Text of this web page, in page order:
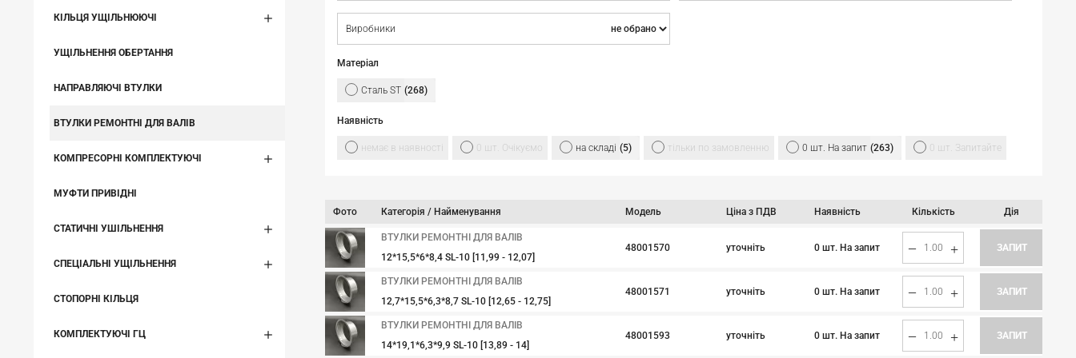
КІЛЬЦЯ УЩІЛЬНЮЮЧІ
УЩІЛЬНЕННЯ ОБЕРТАННЯ
НАПРАВЛЯЮЧІ ВТУЛКИ
ВТУЛКИ РЕМОНТНІ ДЛЯ ВАЛІВ
КОМПРЕСОРНІ КОМПЛЕКТУЮЧІ
МУФТИ ПРИВІДНІ
СТАТИЧНІ УШІЛЬНЕННЯ
СПЕЦІАЛЬНІ УЩІЛЬНЕННЯ
СТОПОРНІ КІЛЬЦЯ
КОМПЛЕКТУЮЧІ ГЦ
Наявність
немає в наявності 0 шт. Очікуємо на складі 5 тільки по замовленню 0 шт. На запит 263 0 шт. Запитайте
Виробники
Матеріал
Сталь ST 268
Фото Категорія / Найменування Модель Ціна з ПДВ Наявність Кількість Дія
ВТУЛКИ РЕМОНТНІ ДЛЯ ВАЛІВ
12*15,5*6*8,4 SL-10 [11,99 - 12,07]
48001570 уточніть 0 шт. На запит ЗАПИТ
ВТУЛКИ РЕМОНТНІ ДЛЯ ВАЛІВ
12,7*15,5*6,3*8,7 SL-10 [12,65 - 12,75]
48001571 уточніть 0 шт. На запит ЗАПИТ
ВТУЛКИ РЕМОНТНІ ДЛЯ ВАЛІВ
14*19,1*6,3*9,9 SL-10 [13,89 - 14]
48001593 уточніть 0 шт. На запит ЗАПИТ